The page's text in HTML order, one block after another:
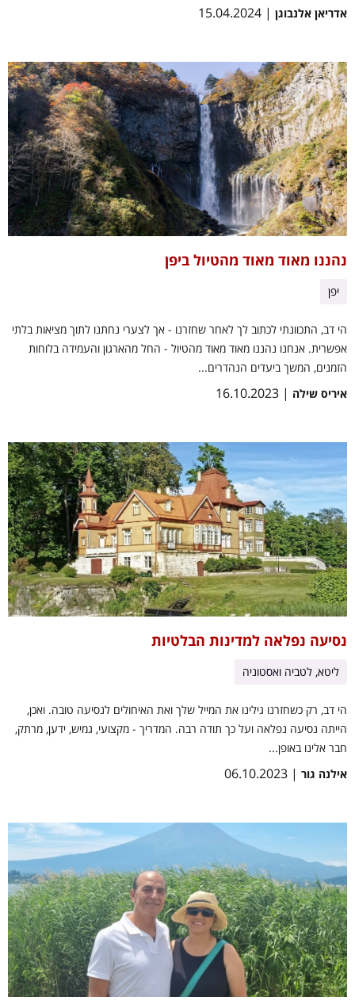
אדריאן אלנבוגן | 15.04.2024
נהננו מאוד מאוד מהטיול ביפן
יפן
הי דב, התכוונתי לכתוב לך לאחר שחזרנו - אך לצערי נחתנו לתוך מציאות בלתי
אפשרית. אנחנו נהננו מאוד מאוד מהטיול - החל מהארגון והעמידה בלוחות
הזמנים, המשך ביעדים הנהדרים...
איריס שילה | 16.10.2023
נסיעה נפלאה למדינות הבלטיות
ליטא, לטביה ואסטוניה
הי דב, רק כשחזרנו גילינו את המייל שלך ואת האיחולים לנסיעה טובה. ואכן,
הייתה נסיעה נפלאה ועל כך תודה רבה. המדריך - מקצועי, גמיש, ידען, מרתק,
חבר אלינו באופן...
אילנה גור | 06.10.2023